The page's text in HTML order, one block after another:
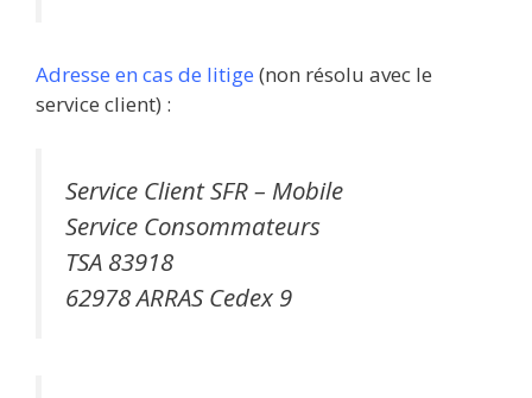
Adresse en cas de litige (non résolu avec le
service client) :
Service Client SFR – Mobile
Service Consommateurs
TSA 83918
62978 ARRAS Cedex 9